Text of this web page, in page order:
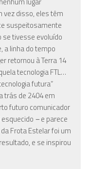
vez disso, eles têm
suspeitosamente
se tivesse evoluído
a linha do tempo
retornou à Terra 14
tecnologia FTL…
futura”
trás de 2404 em
futuro comunicador
esquecido –e parece
Frota Estelar foi um
e se inspirou